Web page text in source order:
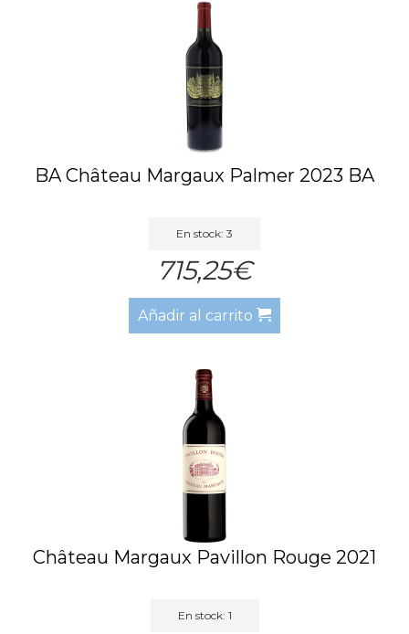
BA Château Margaux Palmer 2023 BA
En stock: 3
715,25€
Añadir al carrito
Château Margaux Pavillon Rouge 2021
En stock: 1